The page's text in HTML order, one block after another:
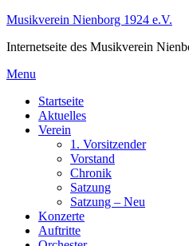
Skip
content
Musikverein Nienborg 1924 e.V.
Internetseite des Musikverein
Menu
Startseite
Aktuelles
Verein
1. Vorsitzender
Vorstand
Chronik
Satzung
Satzung – Neu
Konzerte
Auftritte